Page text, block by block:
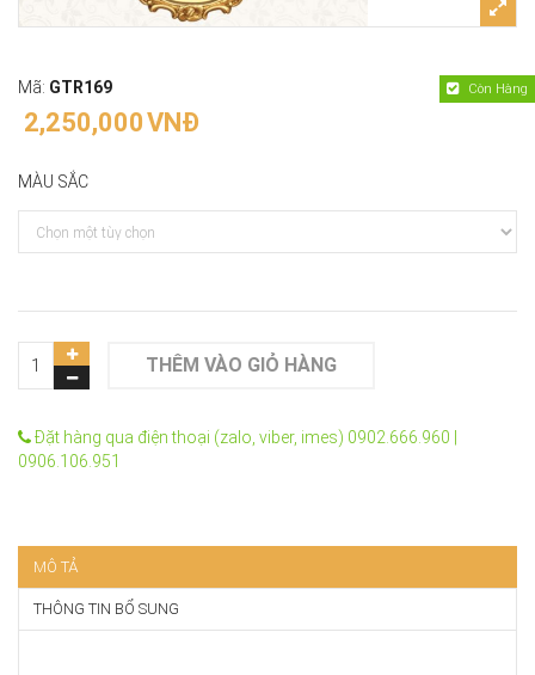
Mã: GTR169
2,250,000VNĐ
Còn Hàng
MÀU SẮC
THÊM VÀO GIỎ HÀNG
Đặt hàng qua điện thoại (zalo, viber, imes) 0902.666.960 |
0906.106.951
MÔ TẢ
THÔNG TIN BỔ SUNG